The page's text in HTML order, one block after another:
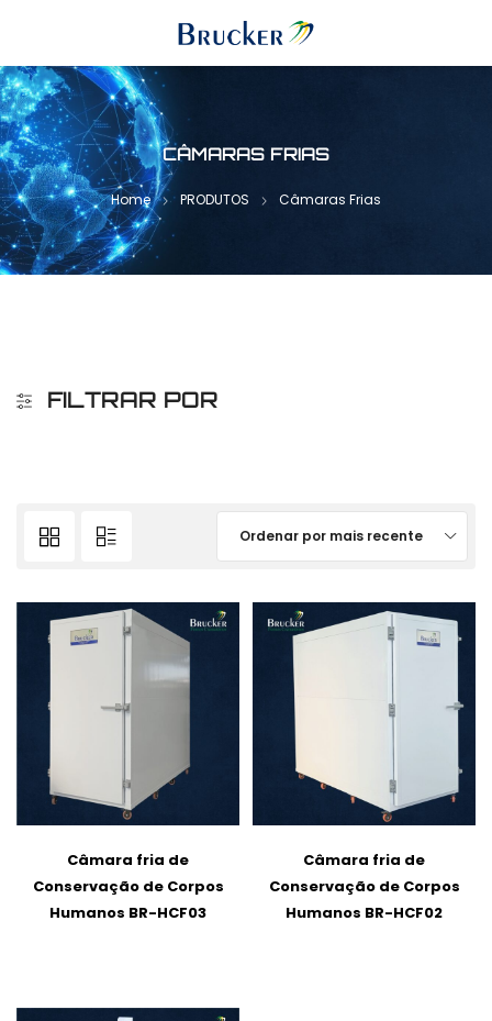
CÂMARAS FRIAS
Home PRODUTOS Câmaras Frias
FILTRAR POR
Ordenar por mais recente
Câmara fria de
Conservação de Corpos
Humanos BR-HCF03
Câmara fria de
Conservação de Corpos
Humanos BR-HCF02